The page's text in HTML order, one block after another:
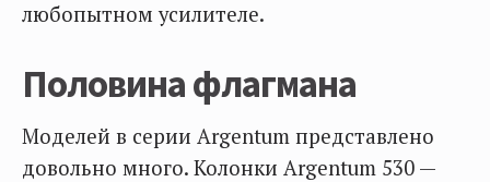
любопытном усилителе.
Половина флагмана
Моделей в серии Argentum представлено
довольно много. Колонки Argentum 530 —